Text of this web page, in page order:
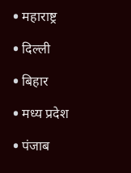
महाराष्ट्र
दिल्ली
बिहार
मध्य प्रदेश
पंजाब